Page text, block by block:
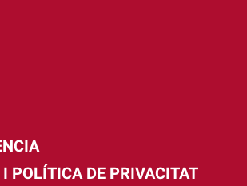
POLÍTICA DE PRIVACITAT